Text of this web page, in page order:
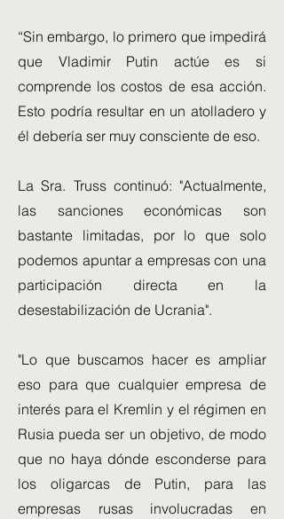
“Sin embargo, lo primero que impedirá
que Vladimir Putin actúe es si
comprende los costos de esa acción.
Esto podría resultar en un atolladero y
él debería ser muy consciente de eso.
La Sra. Truss continuó: "Actualmente,
las sanciones económicas son
bastante limitadas, por lo que solo
podemos apuntar a empresas con una
participación directa en la
desestabilización de Ucrania".
"Lo que buscamos hacer es ampliar
eso para que cualquier empresa de
interés para el Kremlin y el régimen en
Rusia pueda ser un objetivo, de modo
que no haya dónde esconderse para
los oligarcas de Putin, para las
empresas rusas involucradas en